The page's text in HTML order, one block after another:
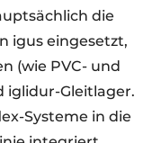
die
igus eingesetzt,
(wie PVC- und
iglidur-Gleitlager.
Systeme in die